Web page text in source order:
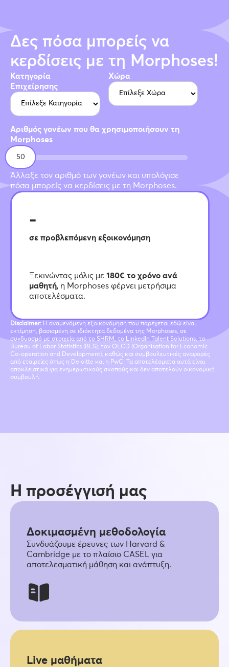
Δες πόσα μπορείς να
κερδίσεις με τη Morphoses!
Χώρα
Κατηγορία
Επιχείρησης
Αριθμός γονέων που θα χρησιμοποιήσουν τη
Morphoses
50
Άλλαξε τον αριθμό των γονέων και υπολόγισε
πόσα μπορείς να κερδίσεις με τη Morphoses.
-
σε προβλεπόμενη εξοικονόμηση
Ξεκινώντας μόλις με 180€ το χρόνο ανά
μαθητή, η Morphoses φέρνει μετρήσιμα
αποτελέσματα.
Disclaimer: Η αναμενόμενη εξοικονόμηση που παρέχεται εδώ είναι
εκτίμηση, βασισμένη σε ιδιόκτητα δεδομένα της Morphoses, σε
συνδυασμό με στοιχεία από το SHRM, το LinkedIn Talent Solutions, το
Bureau of Labor Statistics (BLS), τον OECD (Organisation for Economic
Co-operation and Development), καθώς και συμβουλευτικές αναφορές
από εταιρείες όπως η Deloitte και η PwC. Τα αποτελέσματα αυτά είναι
αποκλειστικά για ενημερωτικούς σκοπούς και δεν αποτελούν οικονομική
συμβουλή.
Η προσέγγισή μας
Δοκιμασμένη μεθοδολογία
Συνδυάζουμε έρευνες των Harvard &
Cambridge με το πλαίσιο CASEL για
αποτελεσματική μάθηση και ανάπτυξη.
Live μαθήματα